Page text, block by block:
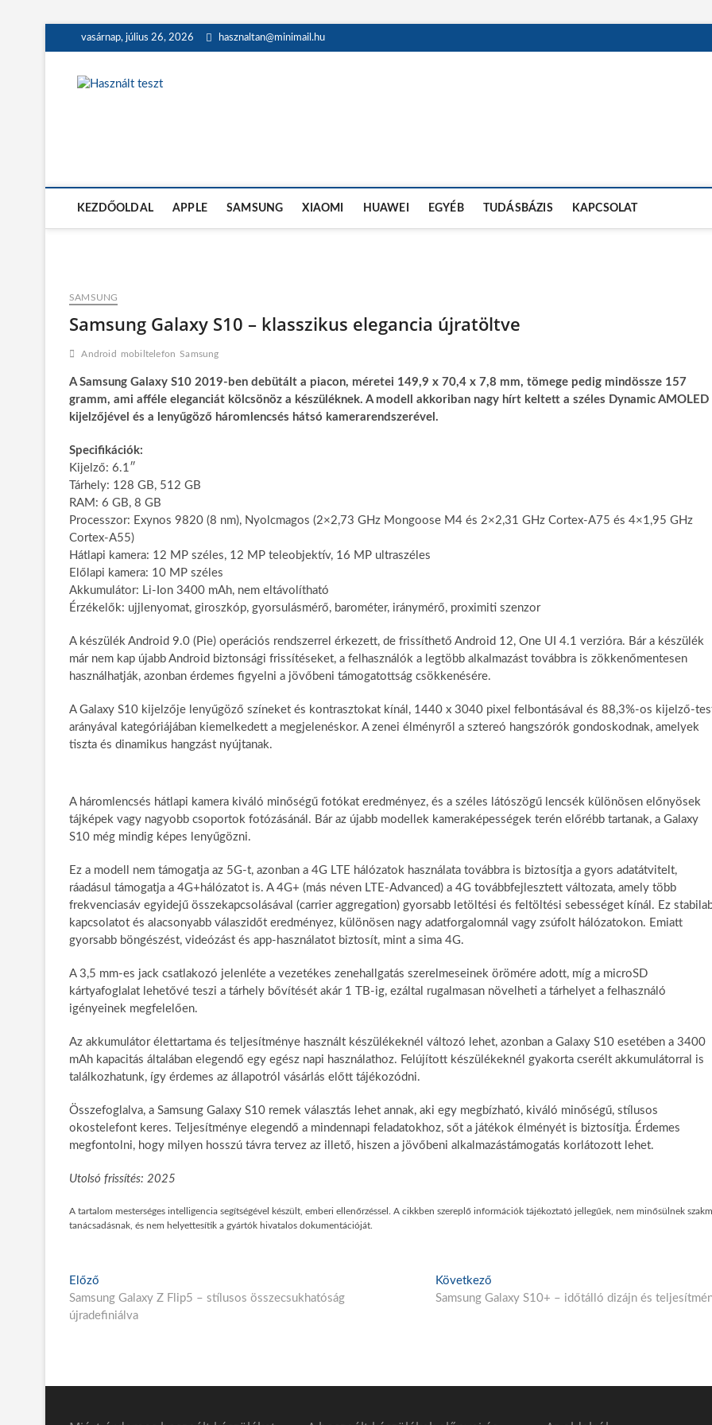
to
vasárnap, július 26, 2026 hasznaltan@minimail.hu
KEZDŐOLDAL APPLE SAMSUNG XIAOMI HUAWEI EGYÉB TUDÁSBÁZIS KAPCSOLAT
SAMSUNG
Samsung Galaxy S10 – klasszikus elegancia újratöltve
Android mobiltelefon Samsung
A Samsung Galaxy S10 2019-ben debütált a piacon, méretei 149,9 x 70,4 x 7,8 mm, tömege pedig mindössze 157
gramm, ami afféle eleganciát kölcsönöz a készüléknek. A modell akkoriban nagy hírt keltett a széles Dynamic AMOLED
kijelzőjével és a lenyűgöző háromlencsés hátsó kamerarendszerével.
Specifikációk:
Kijelző: 6.1″
Tárhely: 128 GB, 512 GB
RAM: 6 GB, 8 GB
Processzor: Exynos 9820 (8 nm), Nyolcmagos (2×2,73 GHz Mongoose M4 és 2×2,31 GHz Cortex-A75 és 4×1,95 GHz
Cortex-A55)
Hátlapi kamera: 12 MP széles, 12 MP teleobjektív, 16 MP ultraszéles
Előlapi kamera: 10 MP széles
Akkumulátor: Li-Ion 3400 mAh, nem eltávolítható
Érzékelők: ujjlenyomat, giroszkóp, gyorsulásmérő, barométer, iránymérő, proximiti szenzor
A készülék Android 9.0 (Pie) operációs rendszerrel érkezett, de frissíthető Android 12, One UI 4.1 verzióra. Bár a készülék
már nem kap újabb Android biztonsági frissítéseket, a felhasználók a legtöbb alkalmazást továbbra is zökkenőmentesen
használhatják, azonban érdemes figyelni a jövőbeni támogatottság csökkenésére.
A Galaxy S10 kijelzője lenyűgöző színeket és kontrasztokat kínál, 1440 x 3040 pixel felbontásával és 88,3%-os kijelző-
arányával kategóriájában kiemelkedett a megjelenéskor. A zenei élményről a sztereó hangszórók gondoskodnak, amelyek
tiszta és dinamikus hangzást nyújtanak.
A háromlencsés hátlapi kamera kiváló minőségű fotókat eredményez, és a széles látószögű lencsék különösen előnyösek
tájképek vagy nagyobb csoportok fotózásánál. Bár az újabb modellek kameraképességek terén előrébb tartanak, a Galaxy
S10 még mindig képes lenyűgözni.
Ez a modell nem támogatja az 5G-t, azonban a 4G LTE hálózatok használata továbbra is biztosítja a gyors adatátvitelt,
ráadásul támogatja a 4G+hálózatot is. A 4G+ (más néven LTE-Advanced) a 4G továbbfejlesztett változata, amely több
frekvenciasáv egyidejű összekapcsolásával (carrier aggregation) gyorsabb letöltési és feltöltési sebességet kínál. Ez
kapcsolatot és alacsonyabb válaszidőt eredményez, különösen nagy adatforgalomnál vagy zsúfolt hálózatokon. Emiatt
gyorsabb böngészést, videózást és app-használatot biztosít, mint a sima 4G.
A 3,5 mm-es jack csatlakozó jelenléte a vezetékes zenehallgatás szerelmeseinek örömére adott, míg a microSD
kártyafoglalat lehetővé teszi a tárhely bővítését akár 1 TB-ig, ezáltal rugalmasan növelheti a tárhelyet a felhasználó
igényeinek megfelelően.
Az akkumulátor élettartama és teljesítménye használt készülékeknél változó lehet, azonban a Galaxy S10 esetében a 3400
mAh kapacitás általában elegendő egy egész napi használathoz. Felújított készülékeknél gyakorta cserélt akkumulátorral is
találkozhatunk, így érdemes az állapotról vásárlás előtt tájékozódni.
Összefoglalva, a Samsung Galaxy S10 remek választás lehet annak, aki egy megbízható, kiváló minőségű, stílusos
okostelefont keres. Teljesítménye elegendő a mindennapi feladatokhoz, sőt a játékok élményét is biztosítja. Érdemes
megfontolni, hogy milyen hosszú távra tervez az illető, hiszen a jövőbeni alkalmazástámogatás korlátozott lehet.
Utolsó frissítés: 2025
A tartalom mesterséges intelligencia segítségével készült, emberi ellenőrzéssel. A cikkben szereplő információk tájékoztató jellegűek, nem minősülnek
tanácsadásnak, és nem helyettesítik a gyártók hivatalos dokumentációját.
Bejegyzés
navigáció
Előző
l
ő
o
Samsung Galaxy Z Flip5 – stílusos összecsukhatóság
újradefiniálva
Következő
ö
e
Samsung Galaxy S10+ – időtálló dizájn és